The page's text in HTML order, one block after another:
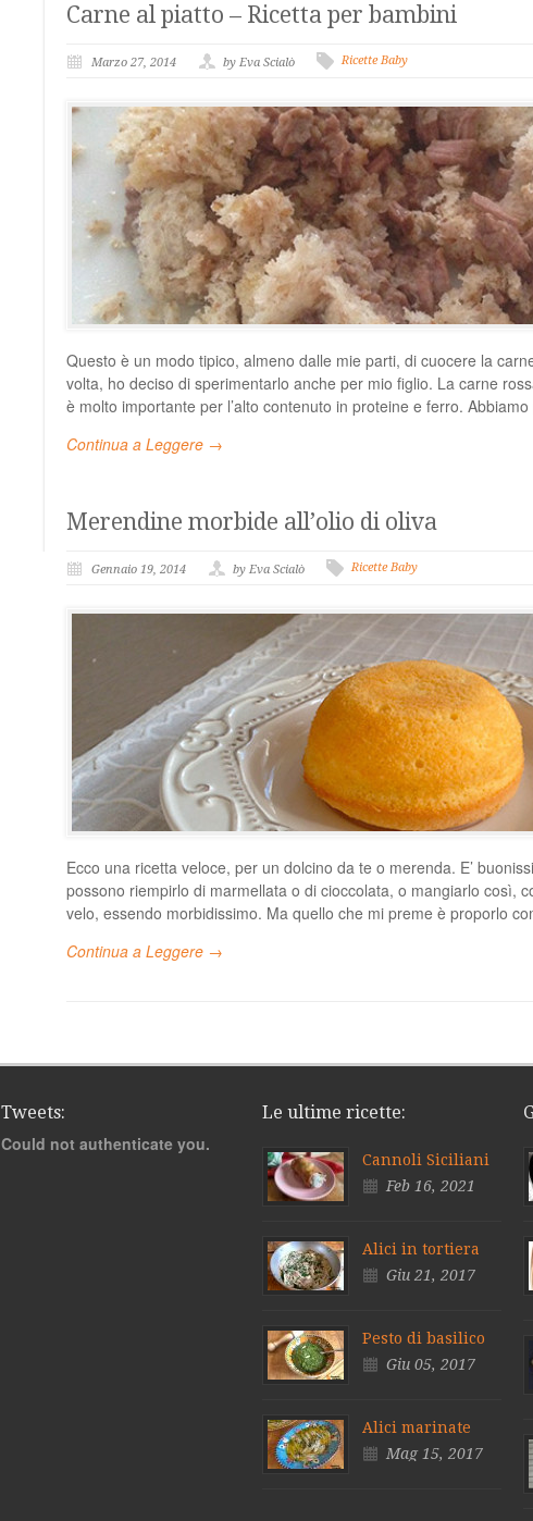
Carne al piatto – Ricetta per bambini
Marzo 27, 2014 by Eva Scialò Ricette Baby
Questo è un modo tipico, almeno dalle mie parti, di cuocere la
volta, ho deciso di sperimentarlo anche per mio figlio. La carne
è molto importante per l’alto contenuto in proteine e ferro. Abbiamo
Continua a Leggere →
Merendine morbide all’olio di oliva
Gennaio 19, 2014 by Eva Scialò Ricette Baby
Ecco una ricetta veloce, per un dolcino da te o merenda. E’
possono riempirlo di marmellata o di cioccolata, o mangiarlo così,
velo, essendo morbidissimo. Ma quello che mi preme è proporlo
Continua a Leggere →
Tweets:
Could not authenticate you.
Le ultime ricette:
Cannoli Siciliani
Feb 16, 2021
Alici in tortiera
Giu 21, 2017
Pesto di basilico
Giu 05, 2017
Alici marinate
Mag 15, 2017